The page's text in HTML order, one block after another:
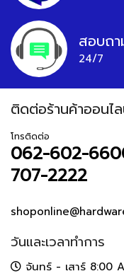
สอบถา
24/7
ติดต่อร้านค้าออนไ
โทรติดต่อ
062-602-
707-2222
วันและเวลาทำการ
จันทร์ - เสาร์ 8:00